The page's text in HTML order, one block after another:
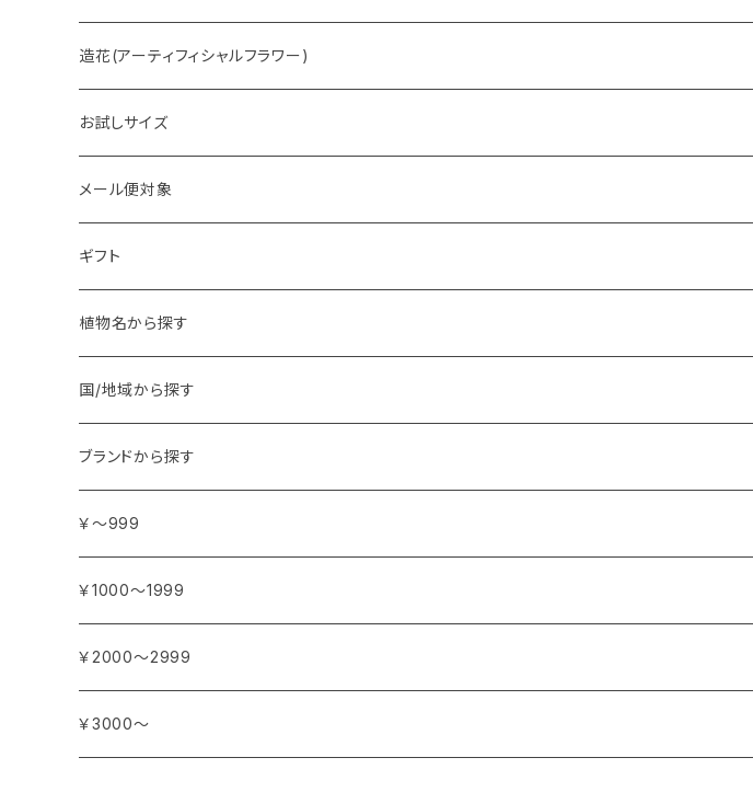
造花(アーティフィシャルフラワー)
お試しサイズ
メール便対象
ギフト
植物名から探す
ア行
アンジェリカ
イランイラン
カ行
ガーデニア (クチナシ)
カカオ
サ行
シダーウッド
シナモン
タ行
タイム
チェリー
ナ行
ナツメグ
ハ行
国/地域から探す
ヨーロッパ
フランス
イタリア
アフリカ
ブルキナファソ
南アフリカ
アジア
トルコ
シリア
ブランドから探す
アトリエ・ボヌール・ドゥ・ジュール
アンティカ・ドルチェリア・ボナイユート
オウロシカ
カンパニー デュ ミエル
￥～999
￥1000～1999
￥2000～2999
￥3000～